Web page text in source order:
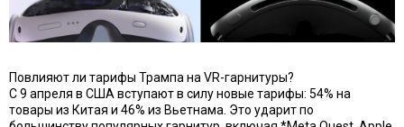
Повлияют ли тарифы Трампа на VR-гарнитуры?
С 9 апреля в США вступают в силу новые тарифы: 54% на
товары из Китая и 46% из Вьетнама. Это ударит по